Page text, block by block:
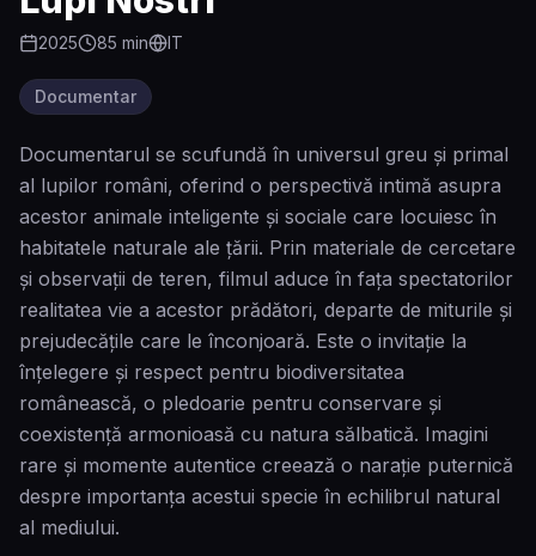
2025 85 min IT
Documentar
Documentarul se scufundă în universul greu și primal
al lupilor români, oferind o perspectivă intimă asupra
acestor animale inteligente și sociale care locuiesc în
habitatele naturale ale țării. Prin materiale de cercetare
și observații de teren, filmul aduce în fața spectatorilor
realitatea vie a acestor prădători, departe de miturile și
prejudecățile care le înconjoară. Este o invitație la
înțelegere și respect pentru biodiversitatea
românească, o pledoarie pentru conservare și
coexistență armonioasă cu natura sălbatică. Imagini
rare și momente autentice creează o narație puternică
despre importanța acestui specie în echilibrul natural
al mediului.